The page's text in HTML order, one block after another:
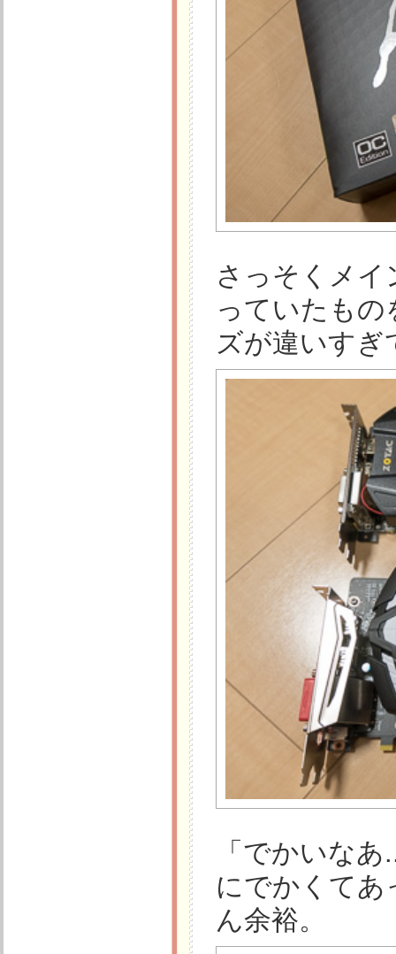
さっそくメ
っていたも
ズが違いすぎ
「でかいな
にでかくて
ん余裕。